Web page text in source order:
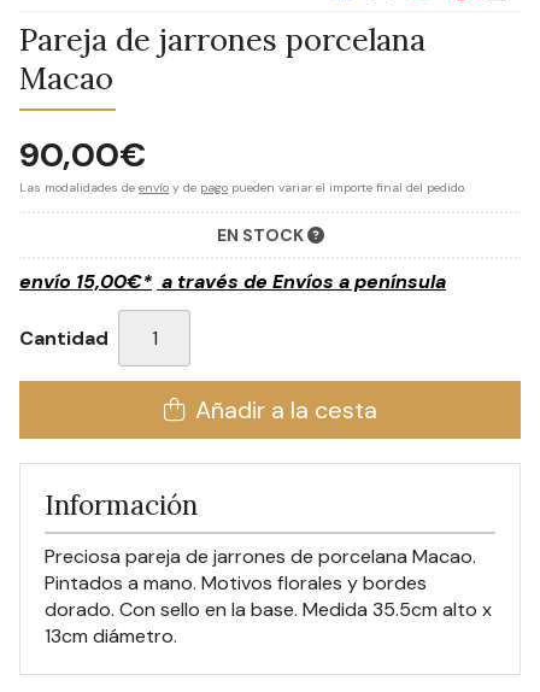
Pareja de jarrones porcelana
Macao
90,00€
Las modalidades de envío y de pago pueden variar el importe final del pedido.
EN STOCK
envío 15,00€* a través de Envíos a península
Cantidad
Añadir a la cesta
Información
Preciosa pareja de jarrones de porcelana Macao.
Pintados a mano. Motivos florales y bordes
dorado. Con sello en la base. Medida 35.5cm alto x
13cm diámetro.